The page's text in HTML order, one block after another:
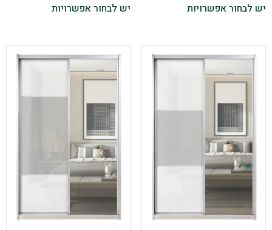
יש לבחור אפשרויות יש לבחור אפשרויות